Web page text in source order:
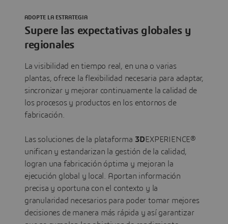
Supere las expectativas globales y
regionales
ADOPTE LA ESTRATEGIA
La visibilidad en tiempo real, en una o varias
plantas, ofrece la flexibilidad necesaria para adaptar,
sincronizar y mejorar continuamente la calidad de
los procesos y productos en los entornos de
fabricación.
Las soluciones de la plataforma 3DEXPERIENCE®
unifican y estandarizan la gestión de la calidad,
logran una fabricación óptima y mejoran la
ejecución global y local. Aportan información
precisa y oportuna con el contexto y la
granularidad necesarios para poder tomar mejores
decisiones de manera más rápida y así garantizar